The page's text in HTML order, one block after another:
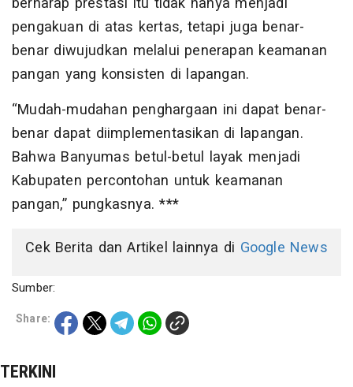
pengakuan di atas kertas, tetapi juga benar-
benar diwujudkan melalui penerapan keamanan
pangan yang konsisten di lapangan.
“Mudah-mudahan penghargaan ini dapat benar-
benar dapat diimplementasikan di lapangan.
Bahwa Banyumas betul-betul layak menjadi
Kabupaten percontohan untuk keamanan
pangan,” pungkasnya. ***
Cek Berita dan Artikel lainnya di Google News
Sumber:
Share:
TERKINI